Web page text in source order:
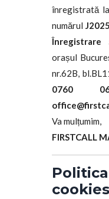
înregistrată
numărul
Înregistrare
orașul
nr.62B,
0760
Va mulțumim,
FIRSTCALL
cookies